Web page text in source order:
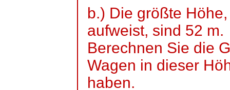
b.) Die größte
aufweist, sind 52 m.
Berechnen Sie die
Wagen in dieser
haben.